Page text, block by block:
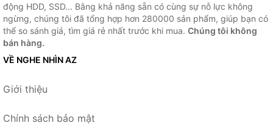
động HDD, SSD... Bằng khả năng sẵn có cùng sự nỗ lực không
ngừng, chúng tôi đã tổng hợp hơn 280000 sản phẩm, giúp bạn có
thể so sánh giá, tìm giá rẻ nhất trước khi mua. Chúng tôi không
bán hàng.
VỀ NGHE NHÌN AZ
Giới thiệu
Chính sách bảo mật